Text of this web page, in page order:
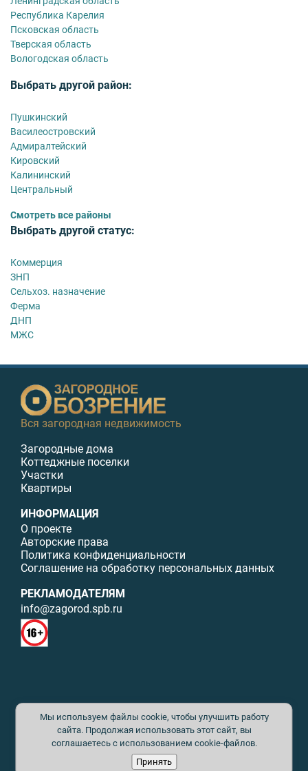
Республика Карелия
Псковская область
Тверская область
Вологодская область
Выбрать другой район:
Пушкинский
Василеостровский
Адмиралтейский
Кировский
Калининский
Центральный
Смотреть все районы
Выбрать другой статус:
Коммерция
ЗНП
Сельхоз. назначение
Ферма
ДНП
МЖС
Вся загородная недвижимость
Загородные дома
Коттеджные поселки
Участки
Квартиры
ИНФОРМАЦИЯ
О проекте
Авторские права
Политика конфиденциальности
Соглашение на обработку персональных данных
РЕКЛАМОДАТЕЛЯМ
info@zagorod.spb.ru
© ИП Малыщева Б.Л. Все права защищены. Перепечатка материалов
данного сайта возможна только с письменного разрешения. При
цитировании ссылка на www.zagorod.spb.ru обязательна. Редакция не
несет ответственности за содержание рекламных материалов. Все
рекламируемые товары и услуги имеют необходимые сертификаты и
лицензии. Перепечатка любых материалов без письменного согласия
Мы используем файлы cookie, чтобы улучшить работу
сайта. Продолжая использовать этот сайт, вы
соглашаетесь с использованием cookie-файлов.
Принять